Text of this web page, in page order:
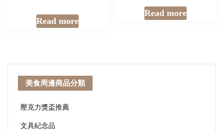
Read more
Read more
美食周邊商品分類
壓克力獎盃推薦
文具紀念品